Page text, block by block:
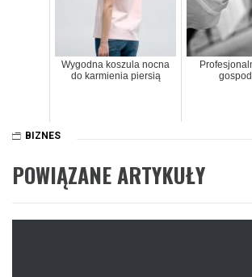
Wygodna koszula nocna
do karmienia piersią
BIZNES
POWIĄZANE ARTYKUŁY